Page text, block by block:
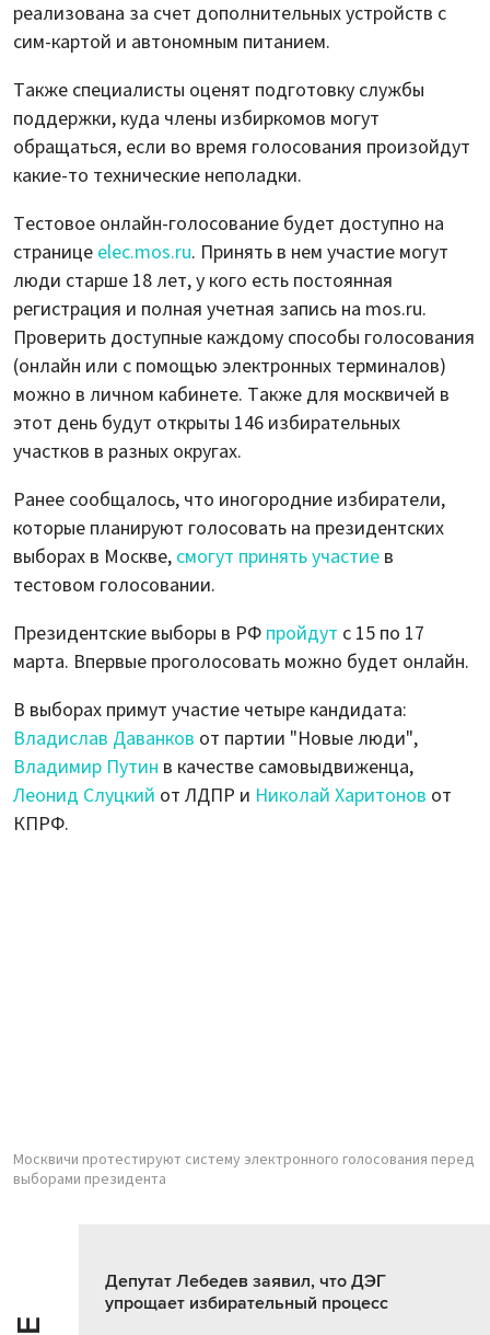
реализована за счет дополнительных устройств с
сим-картой и автономным питанием.
Также специалисты оценят подготовку службы
поддержки, куда члены избиркомов могут
обращаться, если во время голосования произойдут
какие-то технические неполадки.
Тестовое онлайн-голосование будет доступно на
странице elec.mos.ru. Принять в нем участие могут
люди старше 18 лет, у кого есть постоянная
регистрация и полная учетная запись на mos.ru.
Проверить доступные каждому способы голосования
(онлайн или с помощью электронных терминалов)
можно в личном кабинете. Также для москвичей в
этот день будут открыты 146 избирательных
участков в разных округах.
Ранее сообщалось, что иногородние избиратели,
которые планируют голосовать на президентских
выборах в Москве, смогут принять участие в
тестовом голосовании.
Президентские выборы в РФ пройдут с 15 по 17
марта. Впервые проголосовать можно будет онлайн.
В выборах примут участие четыре кандидата:
Владислав Даванков от партии "Новые люди",
Владимир Путин в качестве самовыдвиженца,
Леонид Слуцкий от ЛДПР и Николай Харитонов от
КПРФ.
Москвичи протестируют систему электронного голосования перед
выборами президента
Депутат Лебедев заявил, что ДЭГ
упрощает избирательный процесс